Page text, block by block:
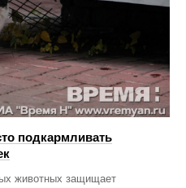
подкармливать
животных защищает